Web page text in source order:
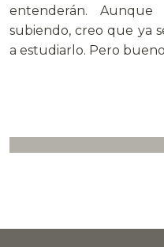
entenderán.
subiendo, creo que ya
a estudiarlo. Pero